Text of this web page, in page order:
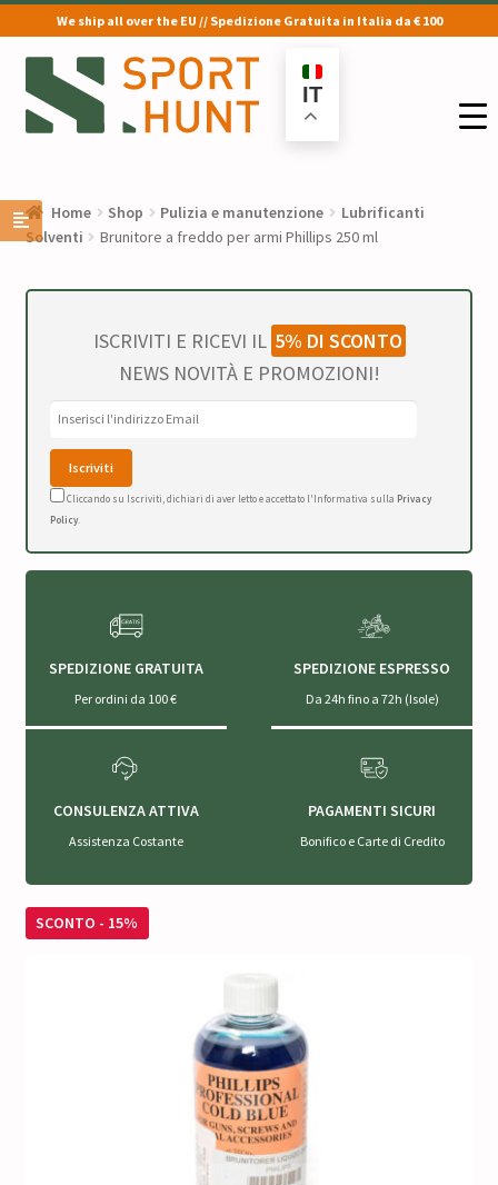
We ship all over the EU // Spedizione Gratuita in Italia da € 100
Vai
alla
navigazione
Vai
al
contenuto
IT
Home Shop Pulizia e manutenzione
Lubrificanti
Solventi
Brunitore a freddo per armi Phillips 250 ml
ISCRIVITI E RICEVI IL 5% DI SCONTO
NEWS NOVITÀ E PROMOZIONI!
Cliccando su Iscriviti, dichiari di aver letto e accettato l'Informativa sulla Privacy
Policy.
SPEDIZIONE GRATUITA
Per ordini da 100 €
SPEDIZIONE ESPRESSO
Da 24h fino a 72h (Isole)
CONSULENZA ATTIVA
Assistenza Costante
PAGAMENTI SICURI
Bonifico e Carte di Credito
SCONTO - 15%